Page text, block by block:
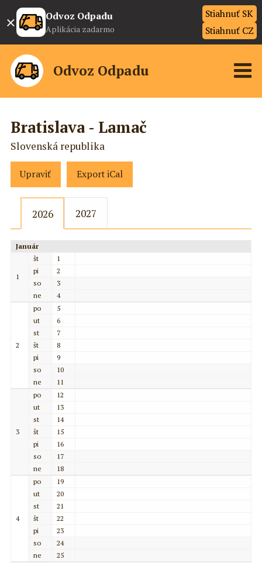
× Odvoz Odpadu
Aplikácia zadarmo
Stiahnuť SK
Stiahnuť CZ
Odvoz Odpadu
Bratislava - Lamač
Slovenská republika
Upraviť Export iCal
2026 2027
Január
1
št
1
pi
2
so
3
ne
4
2
po
5
ut
6
st
7
št
8
pi
9
so
10
ne
11
3
po
12
ut
13
st
14
št
15
pi
16
so
17
ne
18
4
po
19
ut
20
st
21
št
22
pi
23
so
24
ne
25